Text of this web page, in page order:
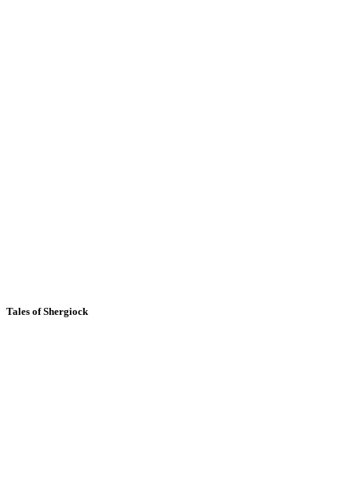
Tales of Shergiock